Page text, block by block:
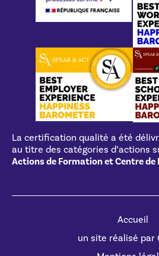
La certification qualité a été
au titre des catégories d’actions
Actions de Formation et Centre de
Accueil
un site réalisé par